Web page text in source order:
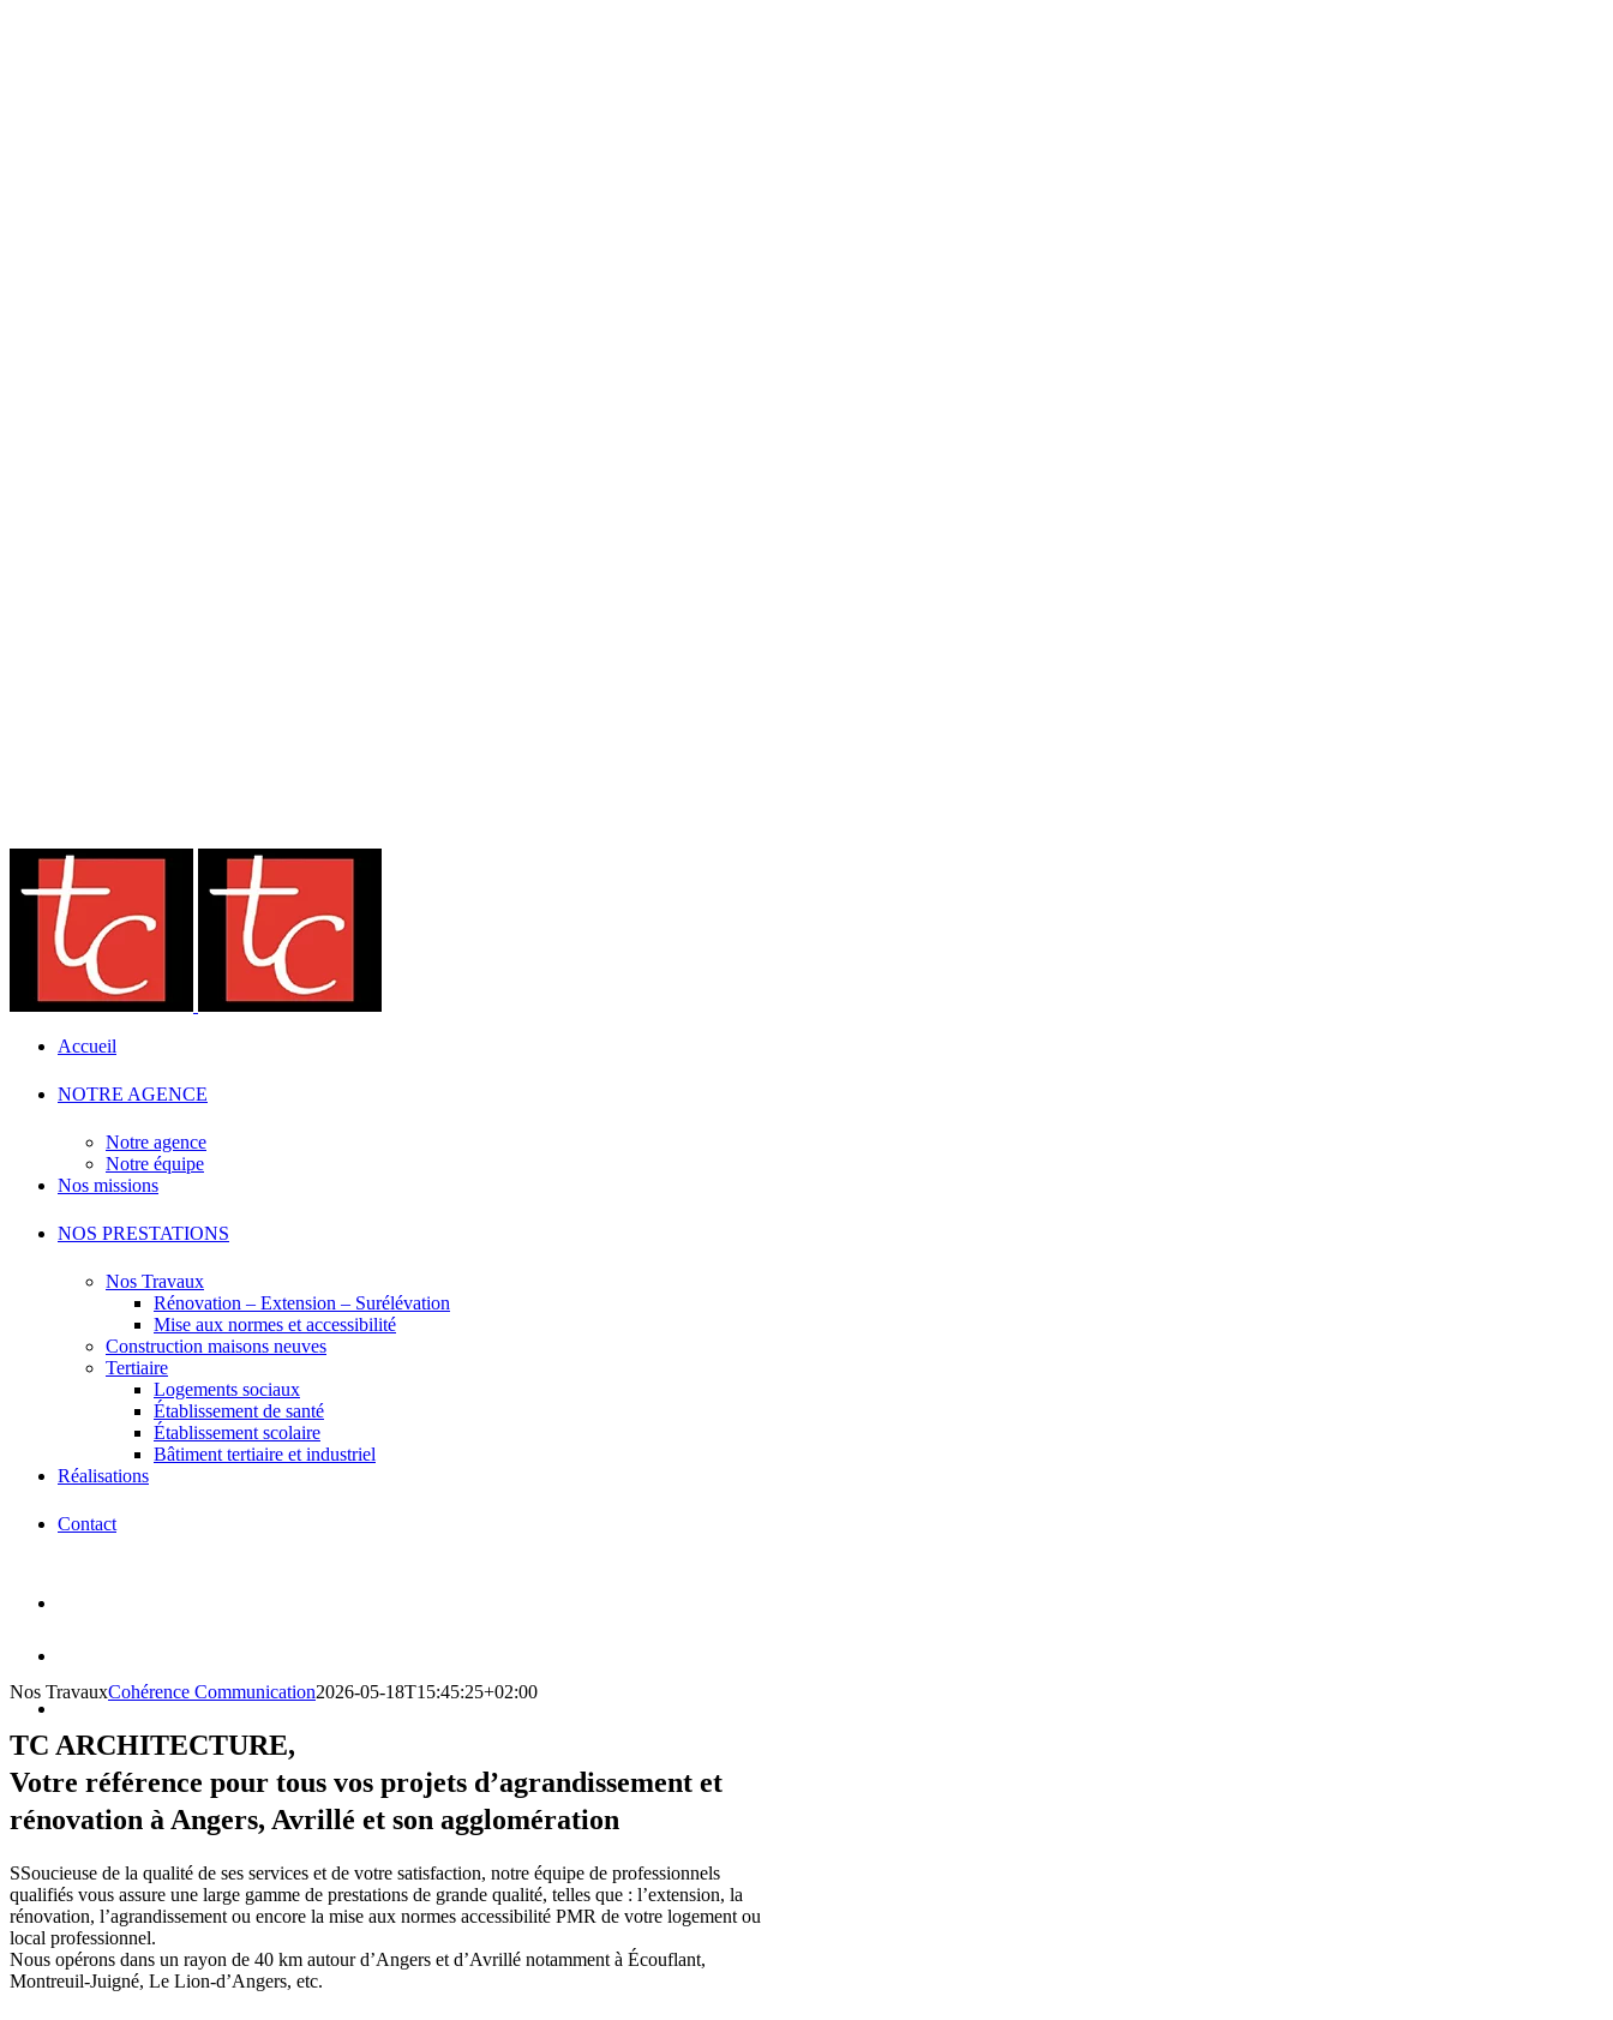
Accueil
NOTRE AGENCE
Notre agence
Notre équipe
Nos missions
NOS PRESTATIONS
Nos Travaux
Rénovation – Extension – Surélévation
Mise aux normes et accessibilité
Construction maisons neuves
Tertiaire
Logements sociaux
Établissement de santé
Établissement scolaire
Bâtiment tertiaire et industriel
Réalisations
Contact
Nos TravauxCohérence Communication2026-05-18T15:45:25+02:00
TC ARCHITECTURE,
Votre référence pour tous vos projets d’agrandissement et
rénovation à Angers, Avrillé et son agglomération
SSoucieuse de la qualité de ses services et de votre satisfaction, notre équipe de professionnels
qualifiés vous assure une large gamme de prestations de grande qualité, telles que : l’extension, la
rénovation, l’agrandissement ou encore la mise aux normes accessibilité PMR de votre logement ou
local professionnel.
Nous opérons dans un rayon de 40 km autour d’Angers et d’Avrillé notamment à Écouflant,
Montreuil-Juigné, Le Lion-d’Angers, etc.